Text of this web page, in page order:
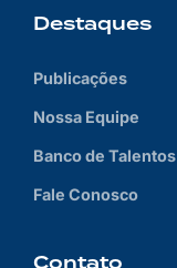
Destaques
Publicações
Nossa Equipe
Banco de Talentos
Fale Conosco